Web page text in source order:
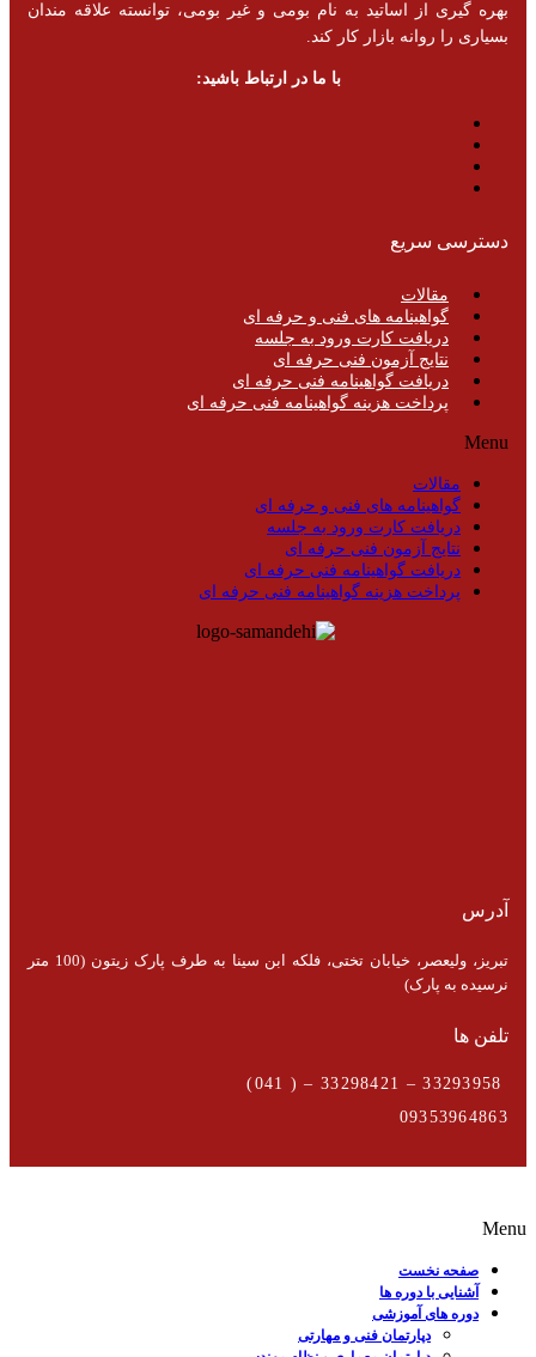
بهره گیری از اساتید به نام بومی و غیر بومی، توانسته علاقه مندان
بسیاری را روانه بازار کار کند.
با ما در ارتباط باشید:
دسترسی سریع
مقالات
گواهینامه های فنی و حرفه ای
دریافت کارت ورود به جلسه
نتایج آزمون فنی حرفه ای
دریافت گواهینامه فنی حرفه ای
پرداخت هزینه گواهینامه فنی حرفه ای
Menu
مقالات
گواهینامه های فنی و حرفه ای
دریافت کارت ورود به جلسه
نتایج آزمون فنی حرفه ای
دریافت گواهینامه فنی حرفه ای
پرداخت هزینه گواهینامه فنی حرفه ای
آدرس
تبریز، ولیعصر، خیابان تختی، فلکه ابن سینا به طرف پارک زیتون (100 متر
نرسیده به پارک)
تلفن ها
09353964863
Menu
صفحه نخست
آشنایی با دوره ها
دوره های آموزشی
دپارتمان فنی و مهارتی